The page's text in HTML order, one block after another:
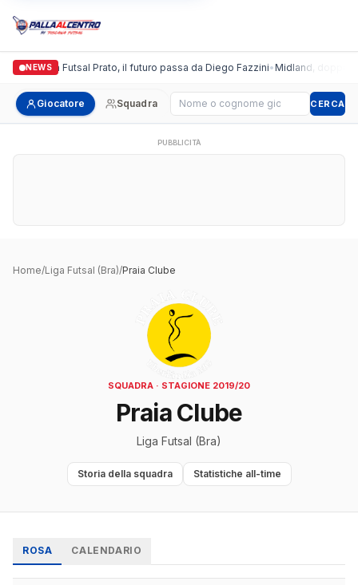
NEWS
Italgronda Futsal Prato, il futuro passa da Diego Fazzini•Midland, doppio
Giocatore Squadra Cerca giocatore CERCA
PUBBLICITÀ
Home/Liga Futsal (Bra)/Praia Clube
SQUADRA · STAGIONE 2019/20
Praia Clube
Liga Futsal (Bra)
Storia della squadra Statistiche all-time
ROSA CALENDARIO